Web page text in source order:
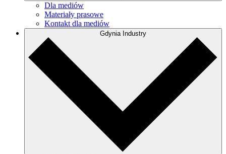
Dla mediów
Materiały prasowe
Kontakt dla mediów
Gdynia Industry